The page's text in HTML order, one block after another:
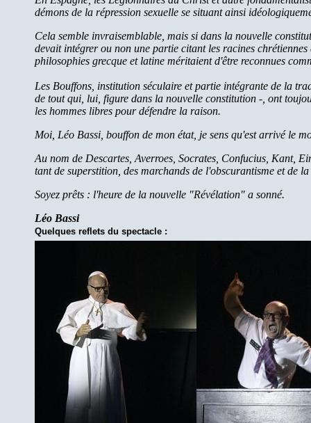
démons de la répression sexuelle se situant ainsi
Cela semble invraisemblable, mais si dans la nouvelle
devait intégrer ou non une partie citant les racines
philosophies grecque et latine méritaient d'être reconnues
Les Bouffons, institution séculaire et partie intégrante de la
de tout qui, lui, figure dans la nouvelle constitution -, ont
les hommes libres pour défendre la raison.
Moi, Léo Bassi, bouffon de mon état, je sens qu'est arrivé le
Au nom de Descartes, Averroes, Socrates, Confucius, Kant,
tant de superstition, des marchands de l'obscurantisme et de la
Soyez prêts : l'heure de la nouvelle "Révélation" a sonné.
Léo Bassi
Quelques reflets du spectacle :